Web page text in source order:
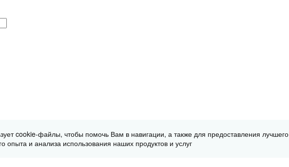
cookie-файлы, чтобы помочь Вам в навигации, а также для предоставления лучшего
опыта и анализа использования наших продуктов и услуг